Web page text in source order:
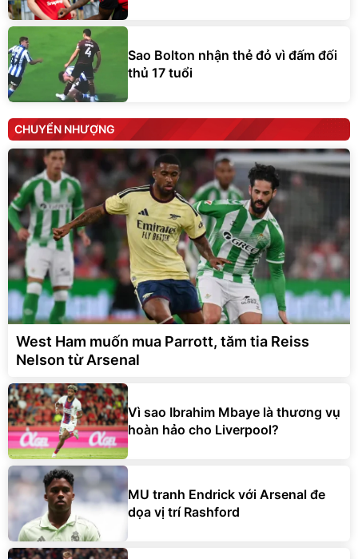
Sao Bolton nhận thẻ đỏ vì đấm đối
thủ 17 tuổi
CHUYỂN NHƯỢNG
West Ham muốn mua Parrott, tăm tia Reiss
Nelson từ Arsenal
Vì sao Ibrahim Mbaye là thương vụ
hoàn hảo cho Liverpool?
MU tranh Endrick với Arsenal đe
dọa vị trí Rashford